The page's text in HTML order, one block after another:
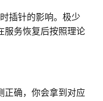
插针的影响。极少
服务恢复后按照理论
正确，你会拿到对应